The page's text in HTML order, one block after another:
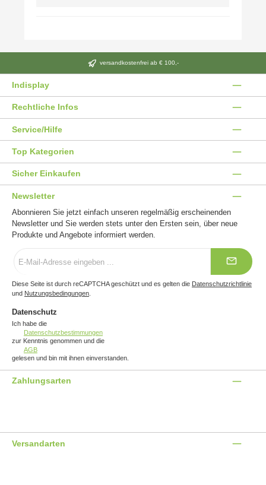
versandkostenfrei ab € 100,-
Indisplay
Rechtliche Infos
Service/Hilfe
Top Kategorien
Sicher Einkaufen
Newsletter
Abonnieren Sie jetzt einfach unseren regelmäßig erscheinenden
Newsletter und Sie werden stets unter den Ersten sein, über neue
Produkte und Angebote informiert werden.
Mail-
Diese Seite ist durch reCAPTCHA geschützt und es gelten die Datenschutzrichtlinie
und Nutzungsbedingungen
Datenschutz
Ich habe die
Datenschutzbestimmungen
zur Kenntnis genommen und die
AGB
gelesen und bin mit ihnen einverstanden.
Zahlungsarten
Versandarten